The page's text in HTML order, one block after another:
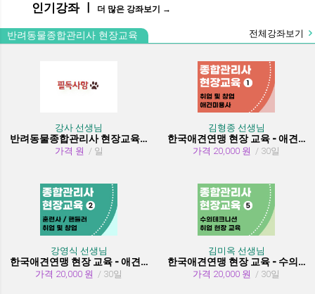
인기강좌 ㅣ 더 많은 강좌보기 →
반려동물종합관리사 현장교육 전체강좌보기
강사 선생님
반려동물종합관리사 현장교육 수강시 필독사항
가격 원 / 일
김형종 선생님
한국애견연맹 현장 교육 - 애견미용사 취업 및 창업
가격 20,000 원 / 30일
강영식 선생님
한국애견연맹 현장 교육 - 애견훈련사/핸들러 취업 및 창업
가격 20,000 원 / 30일
김미옥 선생님
한국애견연맹 현장 교육 - 수의테크니션(동물보건사) (취업 현장 교육)
가격 20,000 원 / 30일